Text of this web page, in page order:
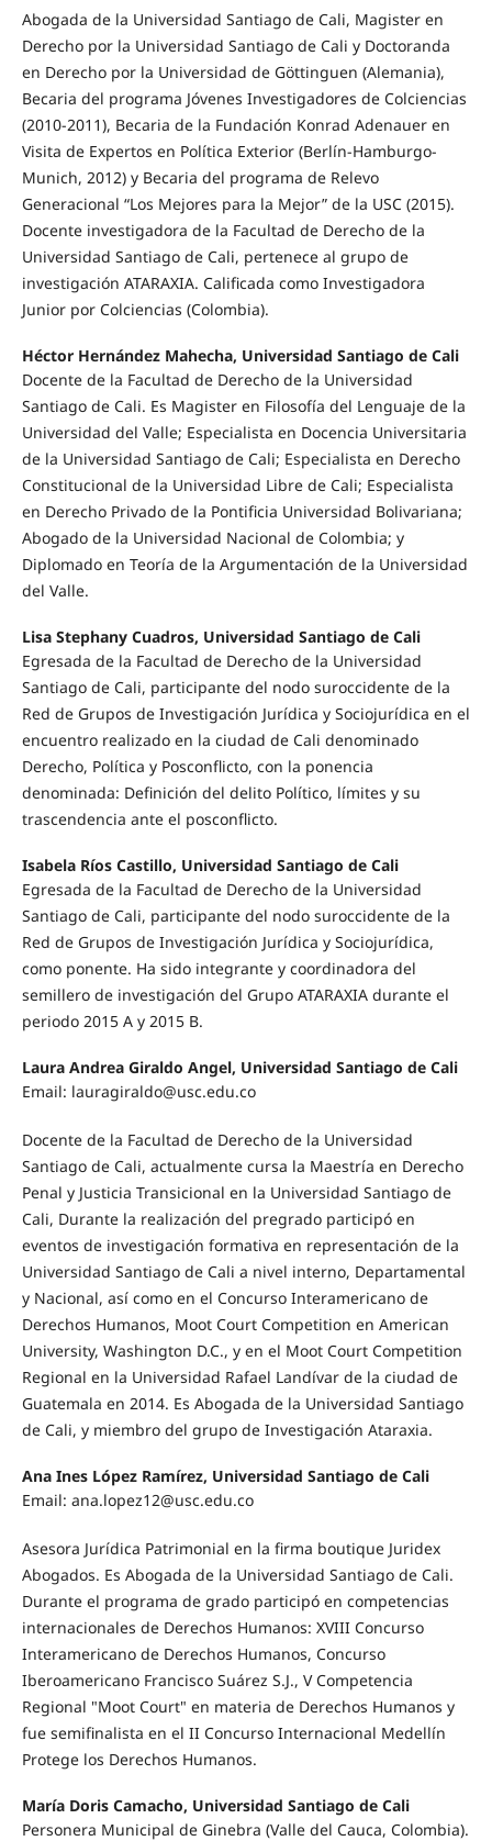
Abogada de la Universidad Santiago de Cali, Magister en
Derecho por la Universidad Santiago de Cali y Doctoranda
en Derecho por la Universidad de Göttinguen (Alemania),
Becaria del programa Jóvenes Investigadores de Colciencias
(2010-2011), Becaria de la Fundación Konrad Adenauer en
Visita de Expertos en Política Exterior (Berlín-Hamburgo-
Munich, 2012) y Becaria del programa de Relevo
Generacional “Los Mejores para la Mejor” de la USC (2015).
Docente investigadora de la Facultad de Derecho de la
Universidad Santiago de Cali, pertenece al grupo de
investigación ATARAXIA. Calificada como Investigadora
Junior por Colciencias (Colombia).
Héctor Hernández Mahecha, Universidad Santiago de Cali
Docente de la Facultad de Derecho de la Universidad
Santiago de Cali. Es Magister en Filosofía del Lenguaje de la
Universidad del Valle; Especialista en Docencia Universitaria
de la Universidad Santiago de Cali; Especialista en Derecho
Constitucional de la Universidad Libre de Cali; Especialista
en Derecho Privado de la Pontificia Universidad Bolivariana;
Abogado de la Universidad Nacional de Colombia; y
Diplomado en Teoría de la Argumentación de la Universidad
del Valle.
Lisa Stephany Cuadros, Universidad Santiago de Cali
Egresada de la Facultad de Derecho de la Universidad
Santiago de Cali, participante del nodo suroccidente de la
Red de Grupos de Investigación Jurídica y Sociojurídica en el
encuentro realizado en la ciudad de Cali denominado
Derecho, Política y Posconflicto, con la ponencia
denominada: Definición del delito Político, límites y su
trascendencia ante el posconflicto.
Isabela Ríos Castillo, Universidad Santiago de Cali
Egresada de la Facultad de Derecho de la Universidad
Santiago de Cali, participante del nodo suroccidente de la
Red de Grupos de Investigación Jurídica y Sociojurídica,
como ponente. Ha sido integrante y coordinadora del
semillero de investigación del Grupo ATARAXIA durante el
periodo 2015 A y 2015 B.
Laura Andrea Giraldo Angel, Universidad Santiago de Cali
Email: lauragiraldo@usc.edu.co
Docente de la Facultad de Derecho de la Universidad
Santiago de Cali, actualmente cursa la Maestría en Derecho
Penal y Justicia Transicional en la Universidad Santiago de
Cali, Durante la realización del pregrado participó en
eventos de investigación formativa en representación de la
Universidad Santiago de Cali a nivel interno, Departamental
y Nacional, así como en el Concurso Interamericano de
Derechos Humanos, Moot Court Competition en American
University, Washington D.C., y en el Moot Court Competition
Regional en la Universidad Rafael Landívar de la ciudad de
Guatemala en 2014. Es Abogada de la Universidad Santiago
de Cali, y miembro del grupo de Investigación Ataraxia.
Ana Ines López Ramírez, Universidad Santiago de Cali
Email: ana.lopez12@usc.edu.co
Asesora Jurídica Patrimonial en la firma boutique Juridex
Abogados. Es Abogada de la Universidad Santiago de Cali.
Durante el programa de grado participó en competencias
internacionales de Derechos Humanos: XVIII Concurso
Interamericano de Derechos Humanos, Concurso
Iberoamericano Francisco Suárez S.J., V Competencia
Regional "Moot Court" en materia de Derechos Humanos y
fue semifinalista en el II Concurso Internacional Medellín
Protege los Derechos Humanos.
María Doris Camacho, Universidad Santiago de Cali
Personera Municipal de Ginebra (Valle del Cauca, Colombia).